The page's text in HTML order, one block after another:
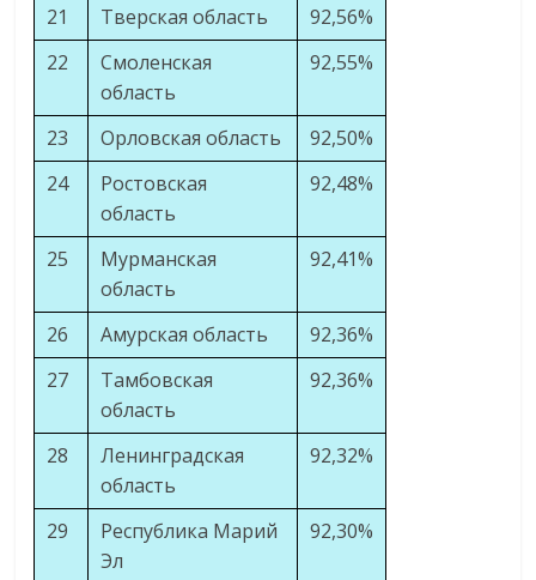
21
Тверская область
92,56%
22
Смоленская
область
92,55%
23 Орловская область
92,50%
24
Ростовская
область
92,48%
25
Мурманская
область
92,41%
26 Амурская область
92,36%
27
Тамбовская
область
92,36%
28
Ленинградская
область
92,32%
29
Республика Марий
Эл
92,30%